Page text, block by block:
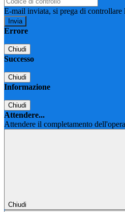
E-mail inviata, si prega di controllare
Errore
Chiudi
Successo
Chiudi
Informazione
Chiudi
Attendere...
Attendere il completamento
Chiudi